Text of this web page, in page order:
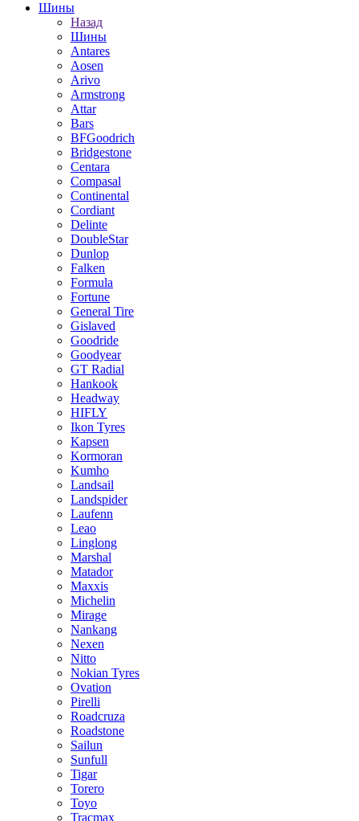
Шины
Назад
Шины
Antares
Aosen
Arivo
Armstrong
Attar
Bars
BFGoodrich
Bridgestone
Centara
Compasal
Continental
Cordiant
Delinte
DoubleStar
Dunlop
Falken
Formula
Fortune
General Tire
Gislaved
Goodride
Goodyear
GT Radial
Hankook
Headway
HIFLY
Ikon Tyres
Kapsen
Kormoran
Kumho
Landsail
Landspider
Laufenn
Leao
Linglong
Marshal
Matador
Maxxis
Michelin
Mirage
Nankang
Nexen
Nitto
Nokian Tyres
Ovation
Pirelli
Roadcruza
Roadstone
Sailun
Sunfull
Tigar
Torero
Toyo
Tracmax